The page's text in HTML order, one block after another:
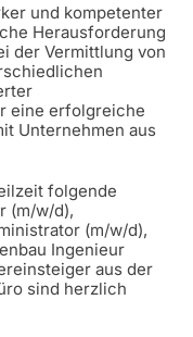
und kompetenter
Herausforderung
der Vermittlung von
eine erfolgreiche
Unternehmen aus
folgende
(m/w/d),
(m/w/d),
Ingenieur
aus der
sind herzlich